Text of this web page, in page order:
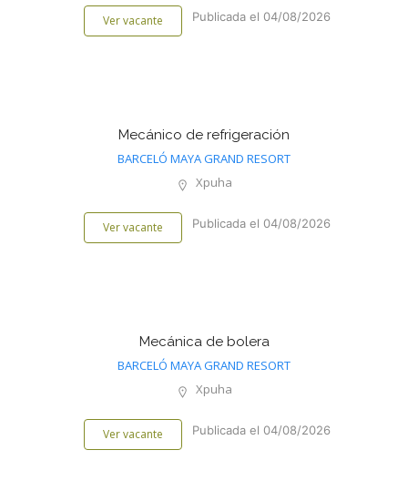
Ver vacante Publicada el 04/08/2026
Mecánico de refrigeración
BARCELÓ MAYA GRAND RESORT
Xpuha
Ver vacante Publicada el 04/08/2026
Mecánica de bolera
BARCELÓ MAYA GRAND RESORT
Xpuha
Ver vacante Publicada el 04/08/2026